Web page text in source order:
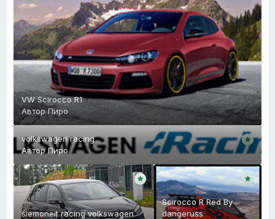
VW Scirocco R1
АвторПиро
volkswagen racing
АвторПиро
siemoneit racing volkswagen
Scirocco R Red By
dangeruss